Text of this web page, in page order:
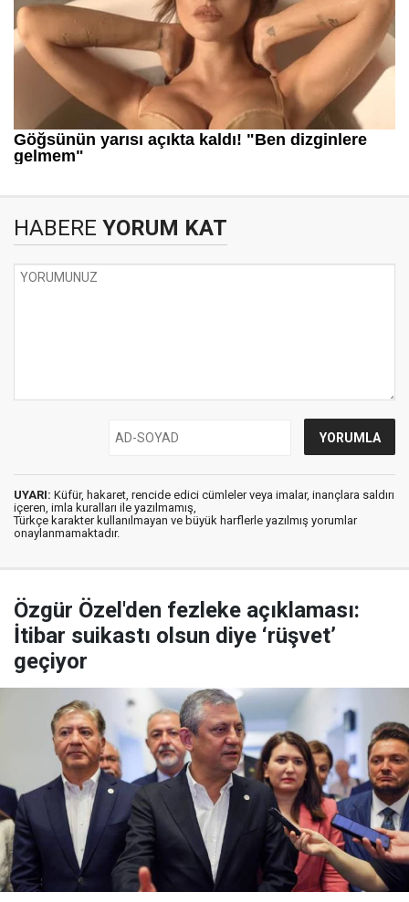
HABERE YORUM KAT
UYARI: Küfür, hakaret, rencide edici cümleler veya imalar, inançlara saldırı
içeren, imla kuralları ile yazılmamış,
Türkçe karakter kullanılmayan ve büyük harflerle yazılmış yorumlar
onaylanmamaktadır.
Özgür Özel'den fezleke açıklaması:
İtibar suikastı olsun diye ‘rüşvet’
geçiyor